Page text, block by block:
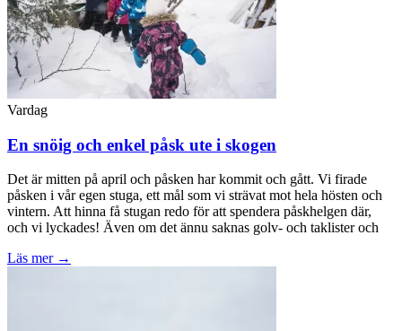
Vardag
En snöig och enkel påsk ute i skogen
Det är mitten på april och påsken har kommit och gått. Vi firade
påsken i vår egen stuga, ett mål som vi strävat mot hela hösten och
vintern. Att hinna få stugan redo för att spendera påskhelgen där,
och vi lyckades! Även om det ännu saknas golv- och taklister och
Läs mer →